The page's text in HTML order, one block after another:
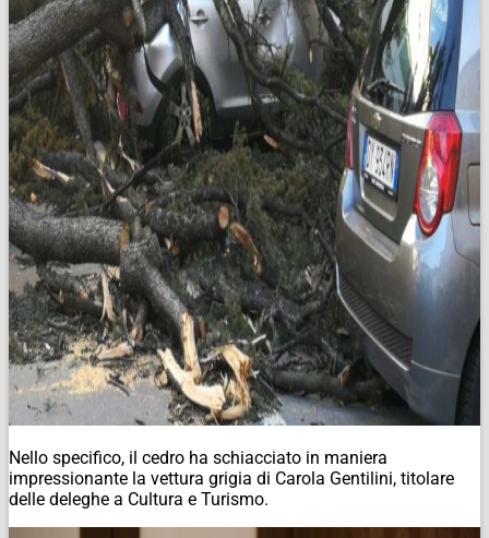
Nello specifico, il cedro ha schiacciato in maniera
impressionante la vettura grigia di Carola Gentilini, titolare
delle deleghe a Cultura e Turismo.